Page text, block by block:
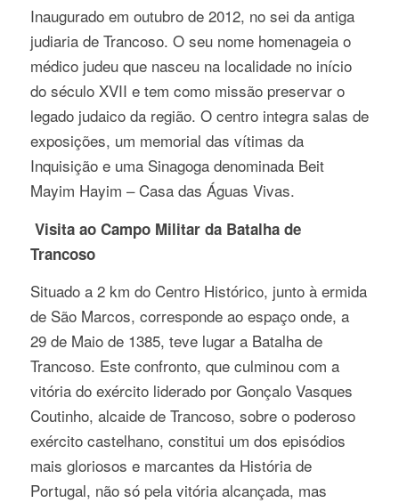
Inaugurado em outubro de 2012, no sei da antiga
judiaria de Trancoso. O seu nome homenageia o
médico judeu que nasceu na localidade no início
do século XVII e tem como missão preservar o
legado judaico da região. O centro integra salas de
exposições, um memorial das vítimas da
Inquisição e uma Sinagoga denominada Beit
Mayim Hayim – Casa das Águas Vivas.
Visita ao Campo Militar da Batalha de
Trancoso
Situado a 2 km do Centro Histórico, junto à ermida
de São Marcos, corresponde ao espaço onde, a
29 de Maio de 1385, teve lugar a Batalha de
Trancoso. Este confronto, que culminou com a
vitória do exército liderado por Gonçalo Vasques
Coutinho, alcaide de Trancoso, sobre o poderoso
exército castelhano, constitui um dos episódios
mais gloriosos e marcantes da História de
Portugal, não só pela vitória alcançada, mas